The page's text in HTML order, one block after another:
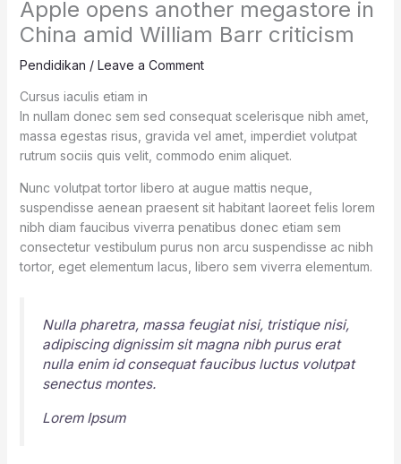
Apple opens another megastore in
China amid William Barr criticism
Pendidikan / Leave a Comment
Cursus iaculis etiam in
In nullam donec sem sed consequat scelerisque nibh amet,
massa egestas risus, gravida vel amet, imperdiet volutpat
rutrum sociis quis velit, commodo enim aliquet.
Nunc volutpat tortor libero at augue mattis neque,
suspendisse aenean praesent sit habitant laoreet felis lorem
nibh diam faucibus viverra penatibus donec etiam sem
consectetur vestibulum purus non arcu suspendisse ac nibh
tortor, eget elementum lacus, libero sem viverra elementum.
Nulla pharetra, massa feugiat nisi, tristique nisi,
adipiscing dignissim sit magna nibh purus erat
nulla enim id consequat faucibus luctus volutpat
senectus montes.
Lorem Ipsum